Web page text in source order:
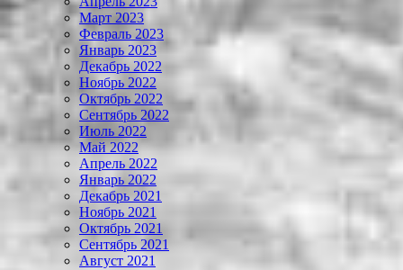
Март 2023
Февраль 2023
Январь 2023
Декабрь 2022
Ноябрь 2022
Октябрь 2022
Сентябрь 2022
Июль 2022
Май 2022
Апрель 2022
Январь 2022
Декабрь 2021
Ноябрь 2021
Октябрь 2021
Сентябрь 2021
Август 2021